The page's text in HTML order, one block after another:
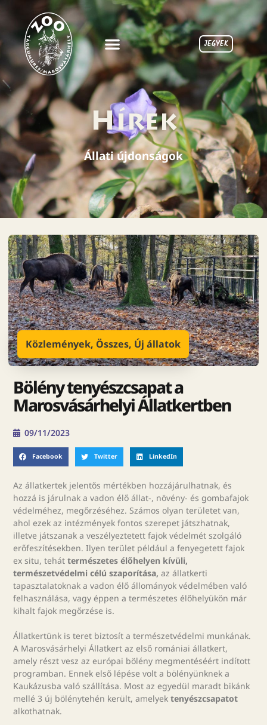
JEGYEK
Hírek
Állati újdonságok
Közlemények, Összes, Új állatok
Bölény tenyészcsapat a
Marosvásárhelyi Állatkertben
09/11/2023
Facebook Twitter LinkedIn
Az állatkertek jelentős mértékben hozzájárulhatnak, és
hozzá is járulnak a vadon élő állat-, növény- és gombafajok
védelméhez, megőrzéséhez. Számos olyan területet van,
ahol ezek az intézmények fontos szerepet játszhatnak,
illetve játszanak a veszélyeztetett fajok védelmét szolgáló
erőfeszítésekben. Ilyen terület például a fenyegetett fajok
ex situ, teháttermészetes élőhelyen kívüli,
természetvédelmi célú szaporítása, az állatkerti
tapasztalatoknak a vadon élő állományok védelmében való
felhasználása, vagy éppen a természetes élőhelyükön már
kihalt fajok megőrzése is.
Állatkertünk is teret biztosít a természetvédelmi munkának.
A Marosvásárhelyi Állatkert az első romániai állatkert,
amely részt vesz az európai bölény megmentéséért indított
programban. Ennek első lépése volt a bölényünknek a
Kaukázusba való szállítása. Most az egyedül maradt bikánk
mellé 3 új bölénytehén került, amelyektenyészcsapatot
alkothatnak.